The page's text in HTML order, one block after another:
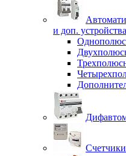
и доп. устройства